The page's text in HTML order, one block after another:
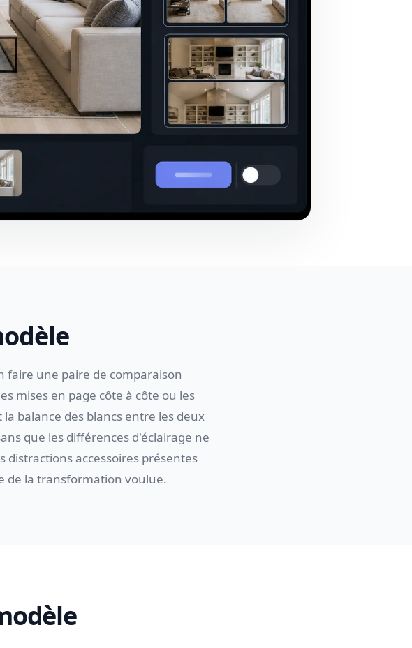
une paire de comparaison
mises en page côte à côte ou les
balance des blancs entre les deux
que les différences d'éclairage ne
accessoires présentes
de la transformation voulue.